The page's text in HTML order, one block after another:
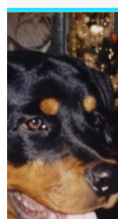
اختصار هذه العلامات
الى ان يصل الى
الاحتقانى كما ذكرنا
المرحلة الاخيرة وهى
الإصابة بسرطان
القلب. _المرحلة